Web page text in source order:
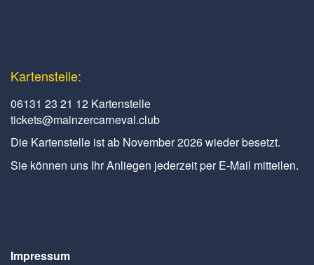
Kartenstelle:
06131 23 21 12 Kartenstelle
tickets@mainzercarneval.club
Die Kartenstelle ist ab November 2026 wieder besetzt.
Sie können uns Ihr Anliegen jederzeit per E-Mail mitteilen.
Impressum